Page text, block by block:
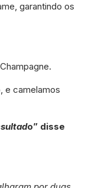
garantindo os
e camelamos
o” disse